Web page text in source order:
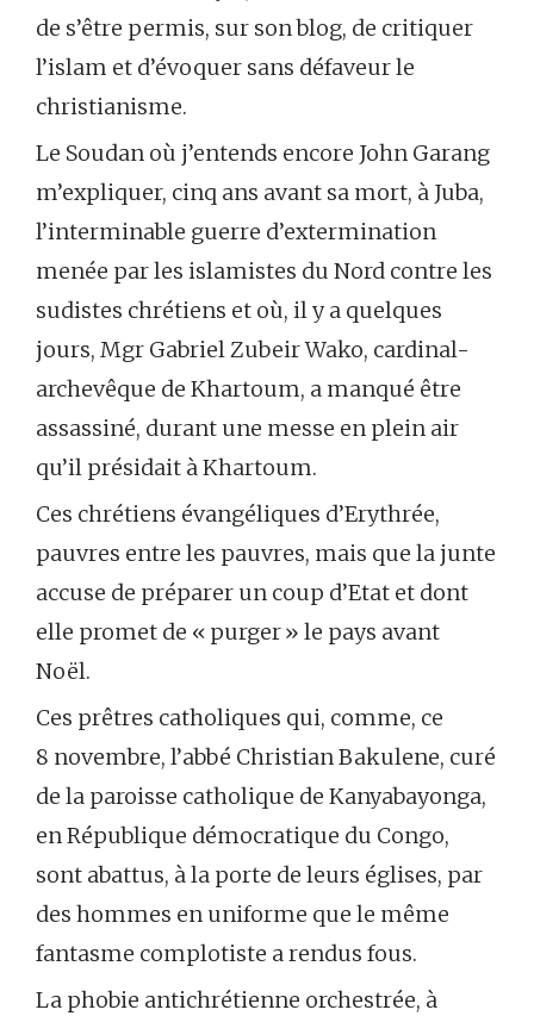
de s’être permis, sur son blog, de critiquer
l’islam et d’évoquer sans défaveur le
christianisme.
Le Soudan où j’entends encore John Garang
m’expliquer, cinq ans avant sa mort, à Juba,
l’interminable guerre d’extermination
menée par les islamistes du Nord contre les
sudistes chrétiens et où, il y a quelques
jours, Mgr Gabriel Zubeir Wako, cardinal-
archevêque de Khartoum, a manqué être
assassiné, durant une messe en plein air
qu’il présidait à Khartoum.
Ces chrétiens évangéliques d’Erythrée,
pauvres entre les pauvres, mais que la junte
accuse de préparer un coup d’Etat et dont
elle promet de « purger » le pays avant
Noël.
Ces prêtres catholiques qui, comme, ce
8 novembre, l’abbé Christian Bakulene, curé
de la paroisse catholique de Kanyabayonga,
en République démocratique du Congo,
sont abattus, à la porte de leurs églises, par
des hommes en uniforme que le même
fantasme complotiste a rendus fous.
La phobie antichrétienne orchestrée, à